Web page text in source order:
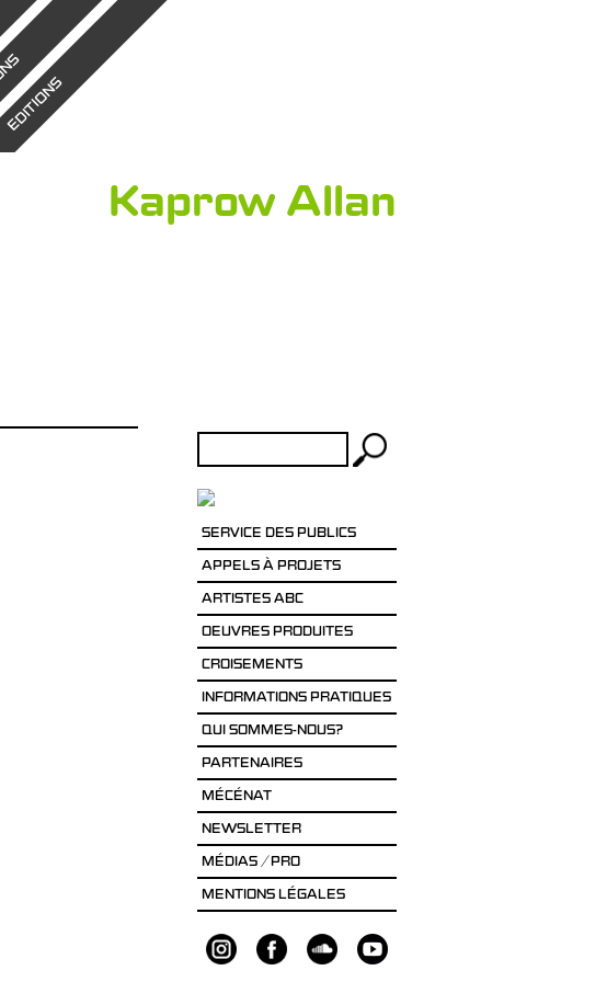
EDITIONS
Kaprow Allan
SERVICE DES PUBLICS
APPELS À PROJETS
ARTISTES ABC
OEUVRES PRODUITES
CROISEMENTS
INFORMATIONS PRATIQUES
QUI SOMMES-NOUS?
PARTENAIRES
MÉCÉNAT
NEWSLETTER
MÉDIAS / PRO
MENTIONS LÉGALES